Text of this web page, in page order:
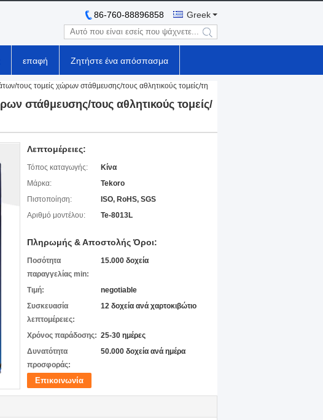
Greek
86-760-88896858
search
επαφή Ζητήστε ένα απόσπασμα
τους τομείς χώρων στάθμευσης/τους αθλητικούς τομείς/τη
στάθμευσης/τους αθλητικούς τομείς/
Λεπτομέρειες:
Τόπος καταγωγής:
Κίνα
Μάρκα:
Tekoro
Πιστοποίηση:
ISO, RoHS, SGS
Αριθμό μοντέλου:
Te-8013L
Πληρωμής & Αποστολής Όροι:
Ποσότητα
παραγγελίας min:
15.000 δοχεία
Τιμή:
negotiable
Συσκευασία
λεπτομέρειες:
12 δοχεία ανά χαρτοκιβώτιο
Χρόνος παράδοσης: 25-30 ημέρες
Δυνατότητα
προσφοράς:
50.000 δοχεία ανά ημέρα
Επικοινωνία